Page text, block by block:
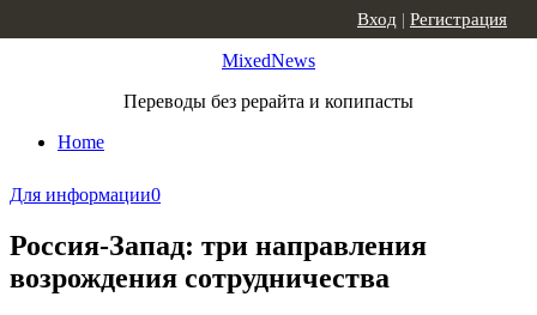
MixedNews
Переводы без рерайта и копипасты
Home
Вход | Регистрация
Для информации0
Россия-Запад: три направления
возрождения сотрудничества